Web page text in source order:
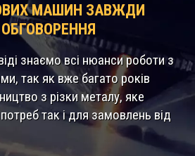
МАШИН ЗАВЖДИ
знаємо всі нюанси роботи з
так як вже багато років
з різки металу, яке
так і для замовлень від